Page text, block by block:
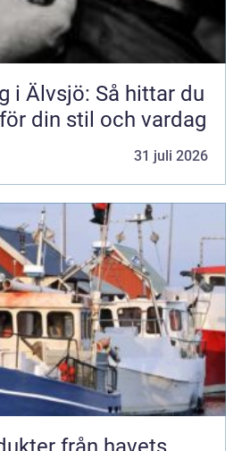
i Älvsjö: Så hittar du
din stil och vardag
31 juli 2026